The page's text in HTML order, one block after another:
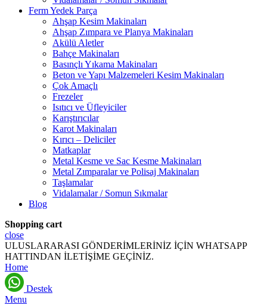
Ferm Yedek Parça
Ahşap Kesim Makinaları
Ahşap Zımpara ve Planya Makinaları
Akülü Aletler
Bahçe Makinaları
Basınçlı Yıkama Makinaları
Beton ve Yapı Malzemeleri Kesim Makinaları
Çok Amaçlı
Frezeler
Isıtıcı ve Üfleyiciler
Karıştırıcılar
Karot Makinaları
Kırıcı – Deliciler
Matkaplar
Metal Kesme ve Sac Kesme Makinaları
Metal Zımparalar ve Polisaj Makinaları
Taşlamalar
Vidalamalar / Somun Sıkmalar
Blog
Shopping cart
close
ULUSLARARASI GÖNDERİMLERİNİZ İÇİN WHATSAPP
HATTINDAN İLETİŞİME GEÇİNİZ.
Home
Destek
Menu